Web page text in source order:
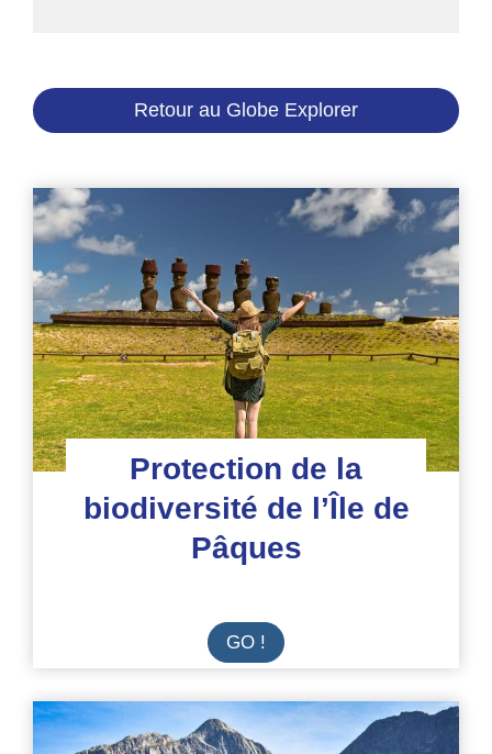
Retour au Globe Explorer
Protection de la
biodiversité de l’Île de
Pâques
GO ! Protection
de
la
biodiversité